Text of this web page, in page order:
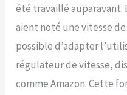
été travaillé
aient noté une vitesse
possible d’adapter
régulateur de vitesse,
comme Amazon. Cette